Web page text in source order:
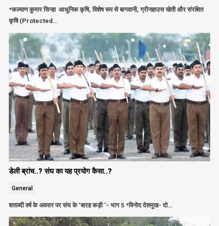
*कल्याण कुमार सिन्हा आधुनिक कृषि, विशेष रूप से बागवानी, ग्रीनहाउस खेती और संरक्षित
कृषि (Protected…
डेली ब्रांच..? संघ का यह प्रयोग कैसा..?
General
शताब्दी वर्ष के अवसर पर संघ के ‘बारह कड़ी ‘- भाग 5 *विनोद देशमुख- दो…